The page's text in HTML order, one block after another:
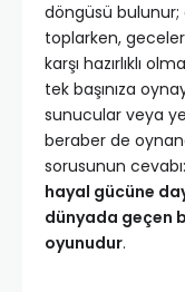
döngüsü bulunur;
toplarken,
karşı hazırlıklı
tek başınıza
sunucular veya
beraber de
sorusunun cevabı:
hayal gücüne
dünyada geçen
oyunudur.